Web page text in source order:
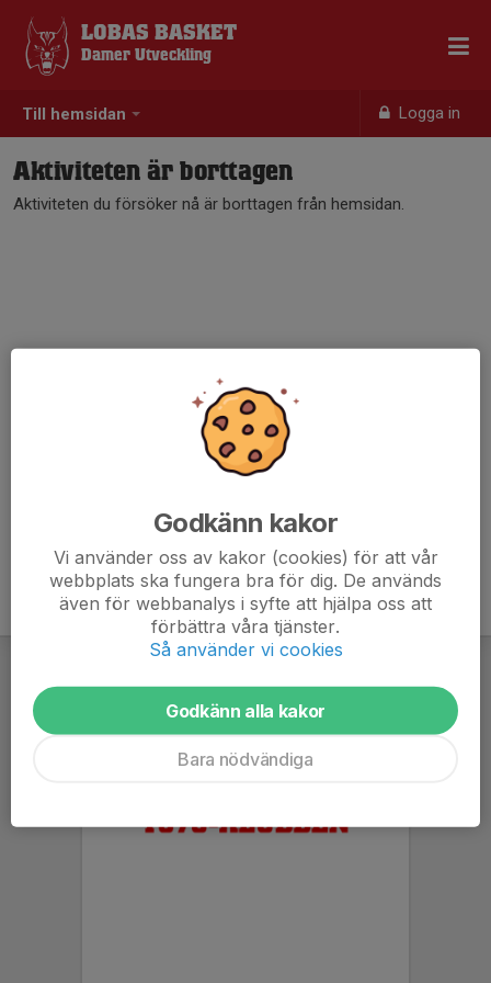
Till hemsidan Logga in
LOBAS BASKET
Damer Utveckling
Aktiviteten är borttagen
Aktiviteten du försöker nå är borttagen från hemsidan.
Godkänn kakor
Vi använder oss av kakor (cookies) för att vår
webbplats ska fungera bra för dig. De används
även för webbanalys i syfte att hjälpa oss att
förbättra våra tjänster.
Så använder vi cookies
Godkänn alla kakor
Bara nödvändiga